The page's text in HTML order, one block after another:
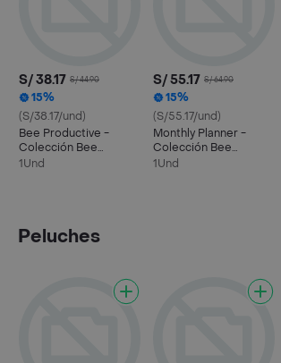
S/ 38.17 S/ 44.90
15%
(S/38.17/und)
Bee Productive -
Colección Bee
Productive
1Und
S/ 55.17 S/ 64.90
15%
(S/55.17/und)
Monthly Planner -
Colección Bee
Productive
1Und
Peluches